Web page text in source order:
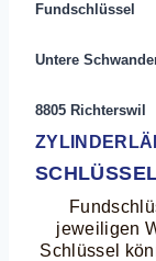
Fundschlüssel
Untere
8805 Richterswil
jeweiligen
Schlüssel